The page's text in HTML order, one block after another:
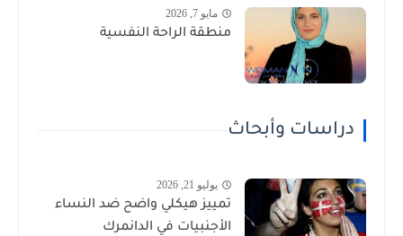
مايو 7, 2026
منطقة الراحة النفسية
دراسات وأبحاث
يوليو 21, 2026
تمييز هيكلي واضح ضد النساء
الأجنبيات في الدانمرك